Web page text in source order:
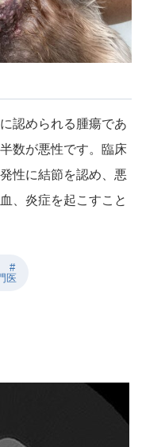
認められる腫瘍であ
数が悪性です。臨床
性に結節を認め、悪
、炎症を起こすこと
医